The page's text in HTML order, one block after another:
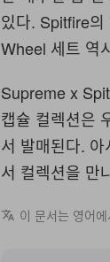
있다. Spitfire
Wheel 세트 역
Supreme x
캡슐 컬렉션은
서 발매된다.
서 컬렉션을 만
이 문서는 영어